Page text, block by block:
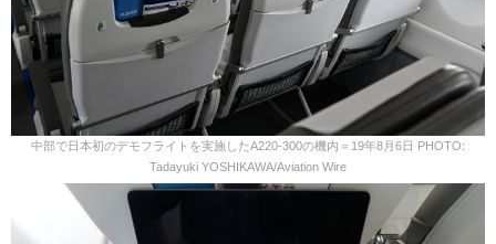
中部で日本初のデモフライトを実施したA220-300の機内＝19年8月6日 PHOTO:
Tadayuki YOSHIKAWA/Aviation Wire